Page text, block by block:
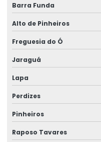
Aluguel de gerador
Aluguel de gerador
Aluguel de gerador preço
Aluguel de gerador quanto
Aluguel de gerador em
Barra Funda
Alto de Pinheiros
Freguesia do Ó
Jaraguá
Lapa
Perdizes
Pinheiros
Raposo Tavares